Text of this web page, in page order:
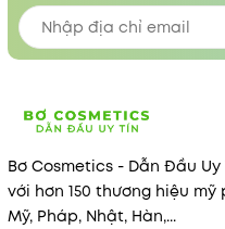
Bơ Cosmetics - Dẫn Đầu
với hơn 150 thương hiệu
Mỹ, Pháp, Nhật, Hàn,...